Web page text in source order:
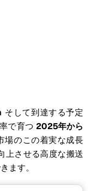
そして到達する予定
で育つ 2025年から
場のこの着実な成長
上させる高度な搬送
ます。